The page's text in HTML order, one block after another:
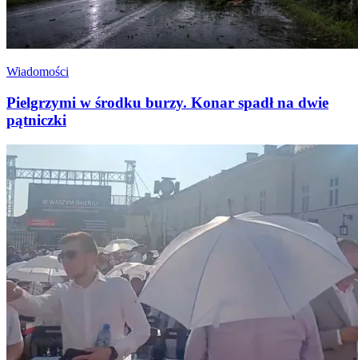
Wiadomości
Pielgrzymi w środku burzy. Konar spadł na dwie
pątniczki